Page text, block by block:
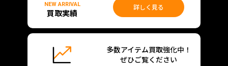
NEW ARRIVAL
買取実績
詳しく見る
多数アイテム買取強化中！
ぜひご覧ください